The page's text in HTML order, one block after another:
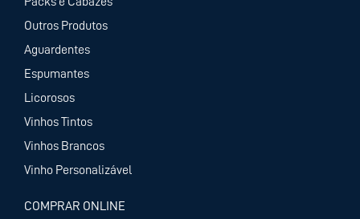
Outros Produtos
Aguardentes
Espumantes
Licorosos
Vinhos Tintos
Vinhos Brancos
Vinho Personalizável
COMPRAR ONLINE